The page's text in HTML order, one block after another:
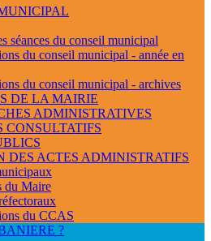
séances du conseil municipal
du conseil municipal - année en
du conseil municipal - archives
DE LA MAIRIE
ADMINISTRATIVES
CONSULTATIFS
DES ACTES ADMINISTRATIFS
du Maire
du CCAS
?